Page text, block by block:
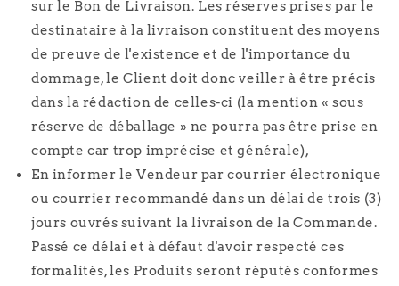
sur le Bon de Livraison. Les réserves prises par le
destinataire à la livraison constituent des moyens
de preuve de l'existence et de l'importance du
dommage, le Client doit donc veiller à être précis
dans la rédaction de celles-ci (la mention « sous
réserve de déballage » ne pourra pas être prise en
compte car trop imprécise et générale),
En informer le Vendeur par courrier électronique
ou courrier recommandé dans un délai de trois (3)
jours ouvrés suivant la livraison de la Commande.
Passé ce délai et à défaut d'avoir respecté ces
formalités, les Produits seront réputés conformes